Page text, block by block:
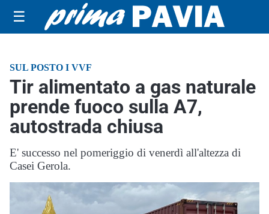
☰
SUL POSTO I VVF
Tir alimentato a gas naturale
prende fuoco sulla A7,
autostrada chiusa
E' successo nel pomeriggio di venerdì all'altezza di
Casei Gerola.